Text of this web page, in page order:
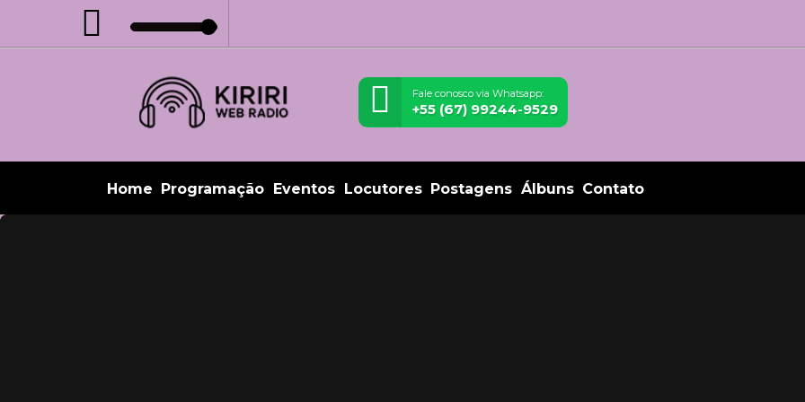
Fale conosco via Whatsapp:
+55 (67) 99244-9529
Home Programação Eventos Locutores Postagens Álbuns Contato